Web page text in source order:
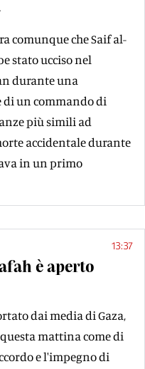
comunque che Saif al-
stato ucciso nel
durante una
un commando di
più simili ad
accidentale durante
in un primo
13:37
è aperto
dai media di Gaza,
mattina come di
e l'impegno di